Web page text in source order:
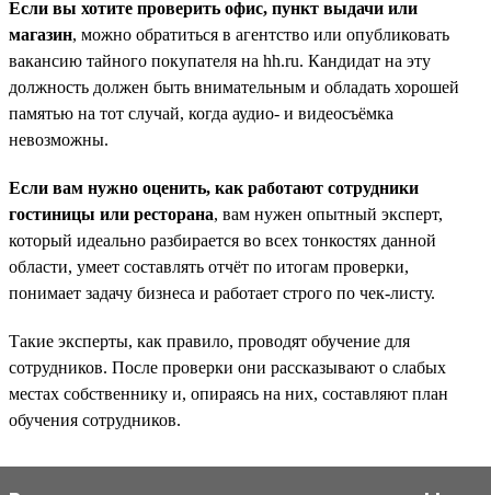
Если вы хотите проверить офис, пункт выдачи или
магазин, можно обратиться в агентство или опубликовать
вакансию тайного покупателя на hh.ru. Кандидат на эту
должность должен быть внимательным и обладать хорошей
памятью на тот случай, когда аудио- и видеосъёмка
невозможны.
Если вам нужно оценить, как работают сотрудники
гостиницы или ресторана, вам нужен опытный эксперт,
который идеально разбирается во всех тонкостях данной
области, умеет составлять отчёт по итогам проверки,
понимает задачу бизнеса и работает строго по чек-листу.
Такие эксперты, как правило, проводят обучение для
сотрудников. После проверки они рассказывают о слабых
местах собственнику и, опираясь на них, составляют план
обучения сотрудников.